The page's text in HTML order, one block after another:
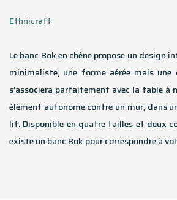
Ethnicraft
Le banc Bok en chêne propose un design
minimaliste, une forme aérée mais
s’associera parfaitement avec la table à
élément autonome contre un mur, dans
lit. Disponible en quatre tailles et deux
existe un banc Bok pour correspondre à